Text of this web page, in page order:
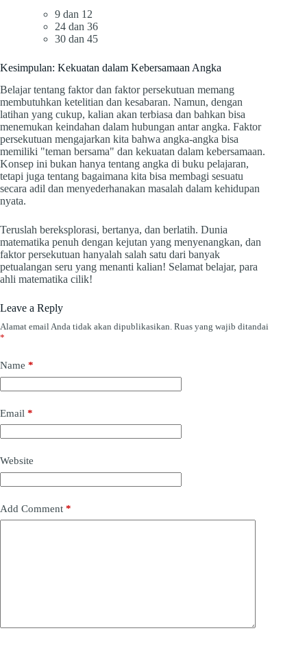
9 dan 12
24 dan 36
30 dan 45
Kesimpulan: Kekuatan dalam Kebersamaan Angka
Belajar tentang faktor dan faktor persekutuan memang
membutuhkan ketelitian dan kesabaran. Namun, dengan
latihan yang cukup, kalian akan terbiasa dan bahkan bisa
menemukan keindahan dalam hubungan antar angka. Faktor
persekutuan mengajarkan kita bahwa angka-angka bisa
memiliki "teman bersama" dan kekuatan dalam kebersamaan.
Konsep ini bukan hanya tentang angka di buku pelajaran,
tetapi juga tentang bagaimana kita bisa membagi sesuatu
secara adil dan menyederhanakan masalah dalam kehidupan
nyata.
Teruslah bereksplorasi, bertanya, dan berlatih. Dunia
matematika penuh dengan kejutan yang menyenangkan, dan
faktor persekutuan hanyalah salah satu dari banyak
petualangan seru yang menanti kalian! Selamat belajar, para
ahli matematika cilik!
Leave a Reply
Alamat email Anda tidak akan dipublikasikan. Ruas yang wajib ditandai
*
Name *
Email *
Website
Add Comment *